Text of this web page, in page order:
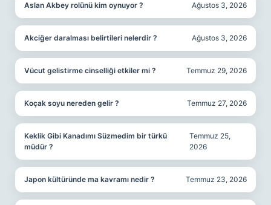
Aslan Akbey rolünü kim oynuyor ? Ağustos 3, 2026
Akciğer daralması belirtileri nelerdir ? Ağustos 3, 2026
Vücut gelistirme cinselliği etkiler mi ? Temmuz 29, 2026
Koçak soyu nereden gelir ? Temmuz 27, 2026
Keklik Gibi Kanadımı Süzmedim bir türkü
müdür ?
Temmuz 25,
2026
Japon kültüründe ma kavramı nedir ? Temmuz 23, 2026